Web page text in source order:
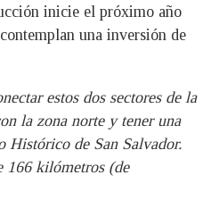
inicie el próximo año
una inversión de
estos dos sectores de la
la zona norte y tener una
Histórico de San Salvador.
166 kilómetros (de